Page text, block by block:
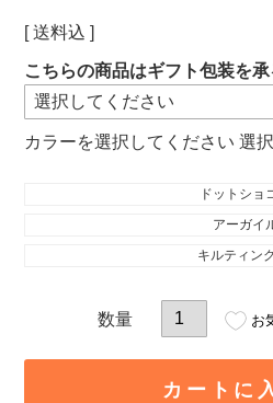
送料込
こちらの商品はギフト包装を
カラー 選
ドットショ
アーガイ
キルティン
お
カートに